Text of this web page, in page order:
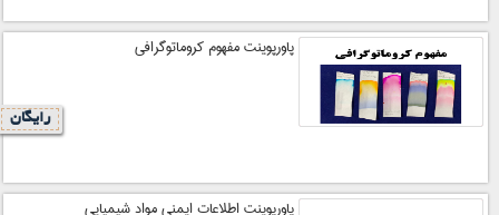
پاورپوینت مفهوم کروماتوگرافی
رایگان
پاورپوینت اطلاعات ایمنی مواد شیمیایی